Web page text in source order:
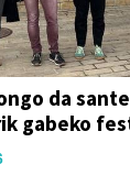
da
gabeko